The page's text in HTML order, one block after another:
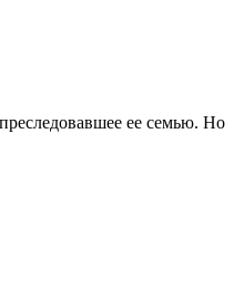
ее семью. Но